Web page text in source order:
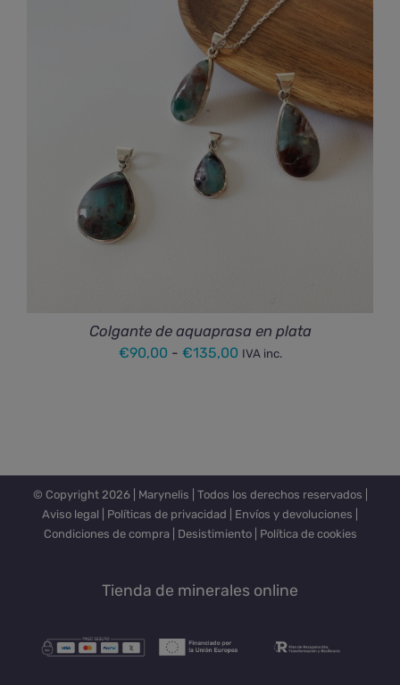
Colgante de aquaprasa en plata
€90,00 - €135,00Rango
hasta
€135,00
IVA inc.
© Copyright 2026 | Marynelis | Todos los derechos reservados |
Aviso legal
Políticas de privacidad Envíos y devoluciones
Condiciones de compra| Desistimiento| Política de cookies
Tienda de minerales online